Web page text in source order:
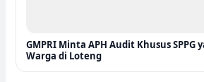
GMPRI Minta APH Audit Khusus SPPG
Warga di Loteng